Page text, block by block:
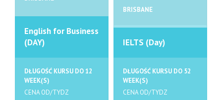
English for Business
(DAY)
DŁUGOŚĆ KURSU DO 12
WEEK(S)
CENA OD/TYDZ
BRISBANE
IELTS (Day)
DŁUGOŚĆ KURSU DO 52
WEEK(S)
CENA OD/TYDZ